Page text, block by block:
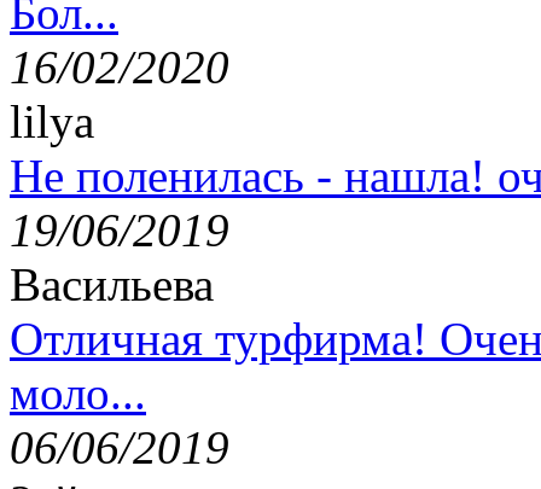
Бол...
16/02/2020
lilya
Не поленилась - нашла!
19/06/2019
Васильева
Отличная турфирма!
моло...
06/06/2019